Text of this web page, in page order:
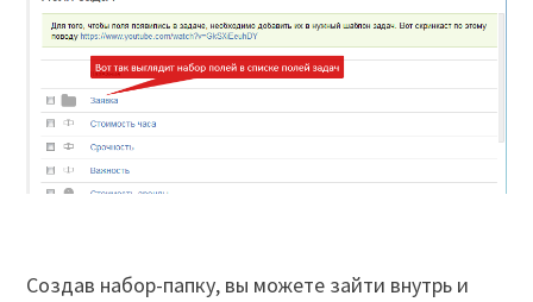
Создав набор-папку, вы можете зайти внутрь и